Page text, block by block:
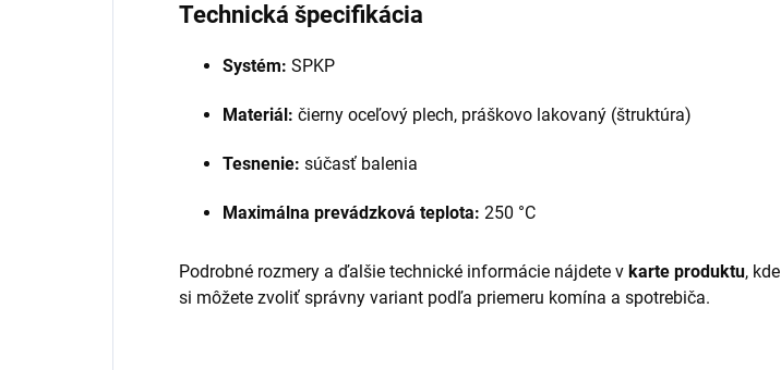
Technická špecifikácia
Systém: SPKP
Materiál: čierny oceľový plech, práškovo lakovaný (štruktúra)
Tesnenie: súčasť balenia
Maximálna prevádzková teplota: 250 °C
Podrobné rozmery a ďalšie technické informácie nájdete v karte produktu, kde
si môžete zvoliť správny variant podľa priemeru komína a spotrebiča.